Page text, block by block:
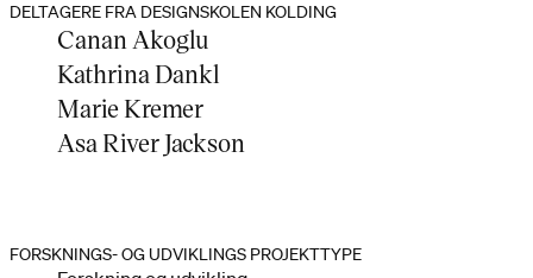
DELTAGERE FRA DESIGNSKOLEN KOLDING
Canan Akoglu
Kathrina Dankl
Marie Kremer
Asa River Jackson
FORSKNINGS- OG UDVIKLINGS PROJEKTTYPE